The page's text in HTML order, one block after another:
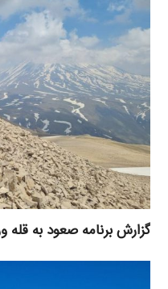
گزارش برنامه صعود به قله ورارو